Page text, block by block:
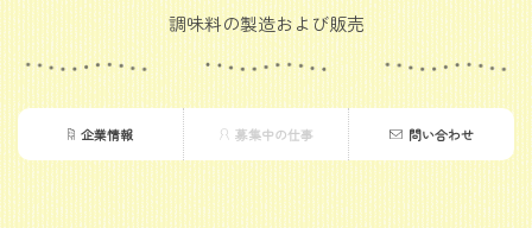
調味料の製造および販売
企業情報 募集中の仕事 問い合わせ